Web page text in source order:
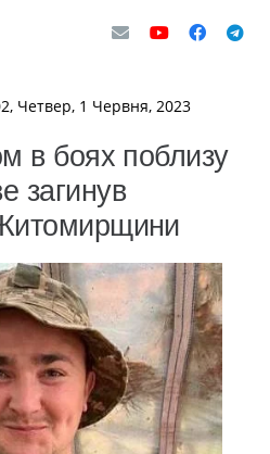
Четвер, 1 Червня, 2023
в боях поблизу
загинув